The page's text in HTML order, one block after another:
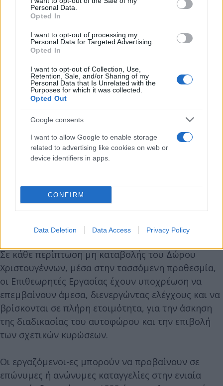
Personal Data.
Opted In
I want to opt-out of processing my
Personal Data for Targeted Advertising.
Opted In
I want to opt-out of Collection, Use,
Retention, Sale, and/or Sharing of my
Personal Data that Is Unrelated with the
Purposes for which it was collected.
Opted Out
Google consents
I want to allow Google to enable storage
related to advertising like cookies on web or
device identifiers in apps.
CONFIRM
Data Deletion Data Access Privacy Policy
Επισημαίνεται ότι στη μηνυτήρια αναφορά θα
επιχείρησης και τα στοιχεία κατοικίας του
εργοδότη, εάν αυτό είναι δυνατό, δεδομένου ότι η
διαδικασία του αυτοφώρου διαρκεί έως και 48
Σε κάθε περίπτωση μη καταβολής του Δώρου
Χριστουγέννων, μέσα στην τασσόμενη προθεσμία,
οι Επιθεωρητές Εργασίας έχουν υποχρέωση να
επεμβαίνουν άμεσα, διενεργώντας ελέγχους και να
βρίσκονται σε πλήρη ετοιμότητα, για την άσκηση
της διαδικασίας του αυτοφώρου και την επιβολή
των σχετικών κυρώσεων.
Οι εργαζόμενοι-ες μπορούν να προβαίνουν σε
επώνυμες ή ανώνυμες καταγγελίες στην ενιαία